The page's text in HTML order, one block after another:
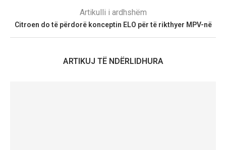
Artikulli i ardhshëm
Citroen do të përdorë konceptin ELO për të rikthyer MPV-në
ARTIKUJ TË NDËRLIDHURA